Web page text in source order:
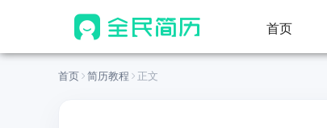
首页
首页 简历教程 正文